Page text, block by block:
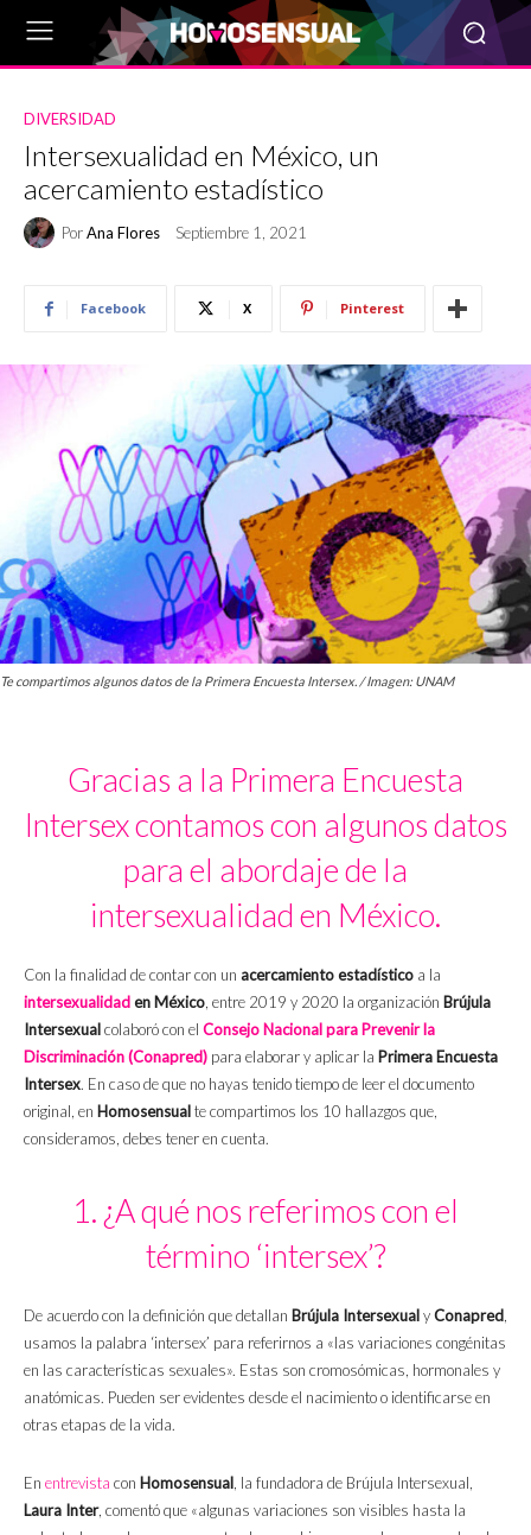
DIVERSIDAD
Intersexualidad en México, un
acercamiento estadístico
PorAna Flores Septiembre 1, 2021
Facebook X Pinterest
Te compartimos algunos datos de la Primera Encuesta Intersex. / Imagen: UNAM
Gracias a la Primera Encuesta
Intersex contamos con algunos datos
para el abordaje de la
intersexualidad en México.
Con la finalidad de contar con un acercamiento estadístico a la
intersexualidaden México, entre 2019 y 2020 la organización Brújula
Intersexualcolaboró con el Consejo Nacional para Prevenir la
Discriminación (Conapred) para elaborar y aplicar la Primera Encuesta
Intersex. En caso de que no hayas tenido tiempo de leer el documento
original, en Homosensualte compartimos los 10 hallazgos que,
consideramos, debes tener en cuenta.
1. ¿A qué nos referimos con el
término ‘intersex’?
De acuerdo con la definición que detallan Brújula IntersexualyConapred,
usamos la palabra ‘intersex’ para referirnos a «las variaciones congénitas
en las características sexuales». Estas son cromosómicas, hormonales y
anatómicas. Pueden ser evidentes desde el nacimiento o identificarse en
otras etapas de la vida.
En entrevista con Homosensual, la fundadora de Brújula Intersexual,
Laura Inter, comentó que «algunas variaciones son visibles hasta la